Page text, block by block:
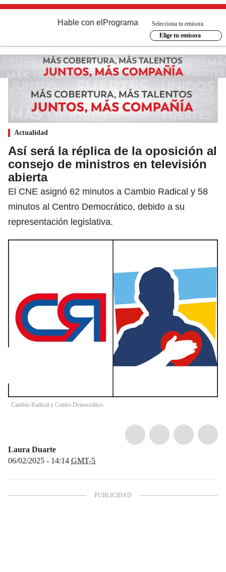
Hable con el Programa
Selecciona tu emisora
Elige tu emisora
Actualidad
Así será la réplica de la oposición al
consejo de ministros en televisión
abierta
El CNE asignó 62 minutos a Cambio Radical y 58
minutos al Centro Democrático, debido a su
representación legislativa.
Cambio Radical y Centro Democrático
Laura Duarte
06/02/2025 - 14:14 GMT-5